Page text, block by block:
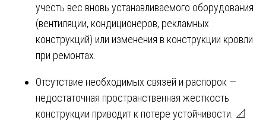
учесть вес вновь устанавливаемого оборудования
(вентиляции, кондиционеров, рекламных
конструкций) или изменения в конструкции кровли
при ремонтах.
Отсутствие необходимых связей и распорок —
недостаточная пространственная жесткость
конструкции приводит к потере устойчивости. 📐